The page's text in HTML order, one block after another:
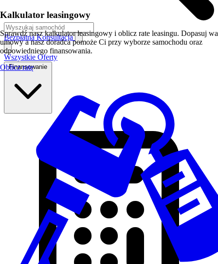
Bezpłatna Konsultacja
Wszystkie Oferty
Finansowanie
Kalkulator leasingowy
Sprawdź nasz kalkulator leasingowy i oblicz rate leasingu. Dopasuj
umowy a nasz doradca pomoże Ci przy wyborze samochodu oraz
odpowiedniego finansowania.
Oblicz ratę